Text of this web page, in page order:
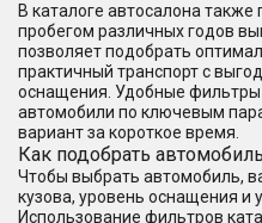
В каталоге автосалона
пробегом различных годов
позволяет подобрать
практичный транспорт с
оснащения. Удобные фильтры
автомобили по ключевым
вариант за короткое время.
Как подобрать автомобиль
Чтобы выбрать автомобиль,
кузова, уровень оснащения и
Использование фильтров